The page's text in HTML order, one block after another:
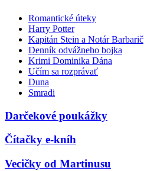
Romantické úteky
Harry Potter
Kapitán Stein a Notár Barbarič
Denník odvážneho bojka
Krimi Dominika Dána
Učím sa rozprávať
Duna
Smradi
Darčekové poukážky
Čítačky e-kníh
Vecičky od Martinusu